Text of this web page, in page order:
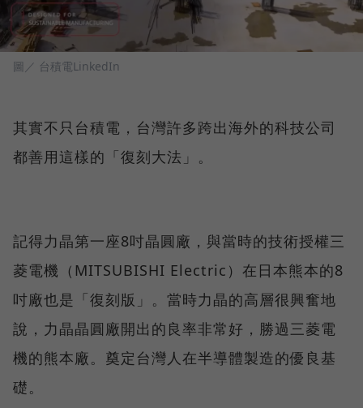
圖／ 台積電LinkedIn
其實不只台積電，台灣許多跨出海外的科技公司
都善用這樣的「復刻大法」。
記得力晶第一座8吋晶圓廠，與當時的技術授權三
菱電機（MITSUBISHI Electric）在日本熊本的8
吋廠也是「復刻版」。當時力晶的高層很興奮地
說，力晶晶圓廠開出的良率非常好，勝過三菱電
機的熊本廠。奠定台灣人在半導體製造的優良基
礎。